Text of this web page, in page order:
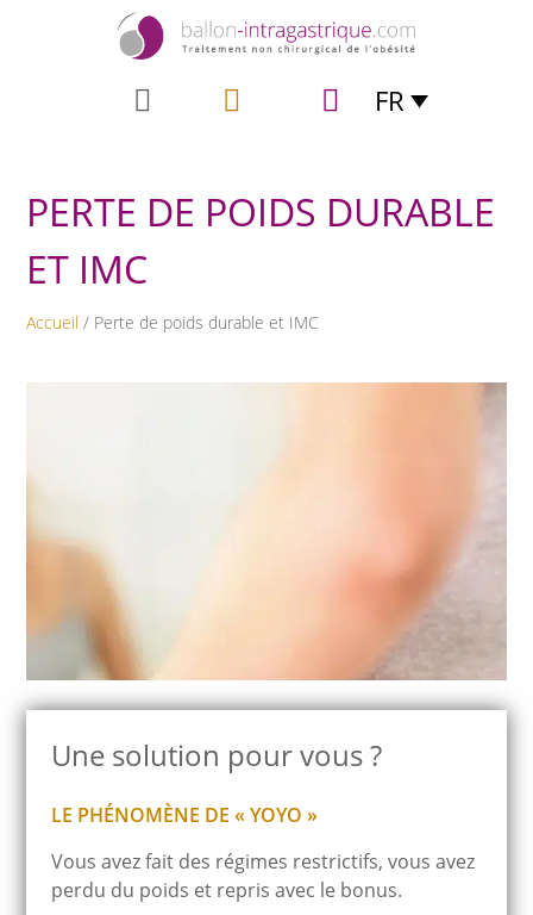
FR
PERTE DE POIDS DURABLE
ET IMC
Accueil / Perte de poids durable et IMC
Une solution pour vous ?
LE PHÉNOMÈNE DE « YOYO »
Vous avez fait des régimes restrictifs, vous avez
perdu du poids et repris avec le bonus.